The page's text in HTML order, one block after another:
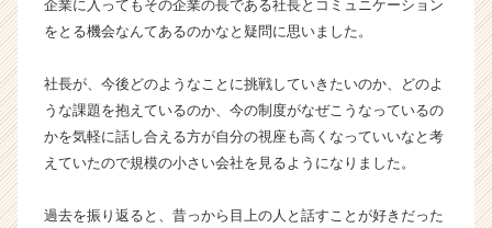
企業に入ってもその企業の長である社長とコミュニケーション
をとる機会なんてあるのかなと疑問に思いました。
社長が、今後どのようなことに挑戦していきたいのか、どのよ
うな課題を抱えているのか、今の制度がなぜこうなっているの
かを気軽に話し合える方が自分の視座も高くなっていいなと考
えていたので規模の小さい会社を見るようになりました。
過去を振り返ると、昔っから目上の人と話すことが好きだった